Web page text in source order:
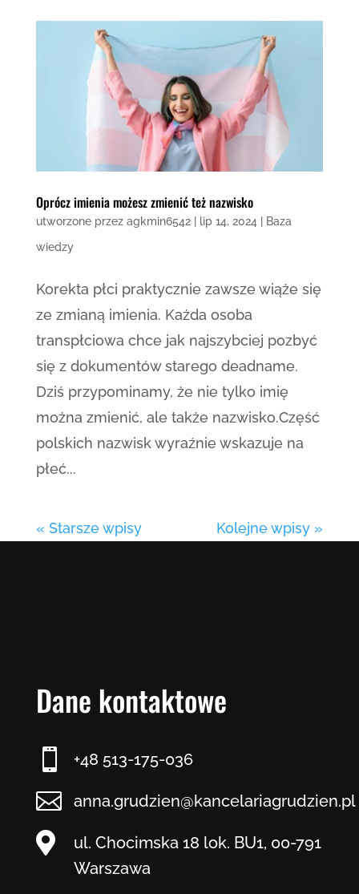
Oprócz imienia możesz zmienić też nazwisko
utworzone przez agkmin6542| lip 14, 2024
Baza
wiedzy
Korekta płci praktycznie zawsze wiąże się
ze zmianą imienia. Każda osoba
transpłciowa chce jak najszybciej pozbyć
się z dokumentów starego deadname.
Dziś przypominamy, że nie tylko imię
można zmienić, ale także nazwisko.Część
polskich nazwisk wyraźnie wskazuje na
płeć...
« Starsze wpisy Kolejne wpisy »
Dane kontaktowe
 +48 513-175-036
 anna.grudzien@kancelariagrudzien.pl

ul. Chocimska 18 lok. BU1, 00-791
Warszawa